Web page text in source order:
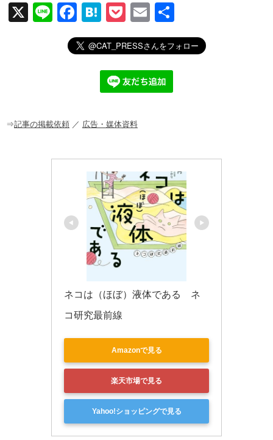
X
Li
F
a
c
o
H
at
e
n
a
P
o
ck
et
E
m
ail
有
⇒記事の掲載依頼 ／ 広告・媒体資料
ネコは（ほぼ）液体である　ネ
コ研究最前線
Amazonで見る
楽天市場で見る
Yahoo!ショッピングで見る